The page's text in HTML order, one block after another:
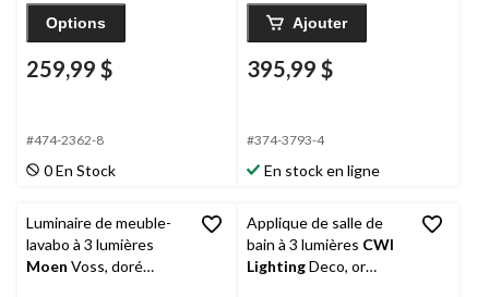
Options
259,99 $
#474-2362-8
0 En Stock
Ajouter
395,99 $
#374-3793-4
En stock en ligne
Luminaire de meuble-
lavabo à 3 lumières
Moen Voss, doré
Applique de salle de
bain à 3 lumières CWI
LightingDeco, or